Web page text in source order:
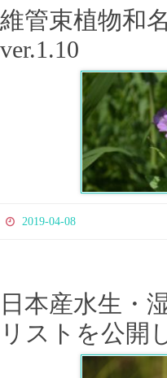
維管束植物和
ver.1.10
2019-04-08
日本産水生・
リストを公開